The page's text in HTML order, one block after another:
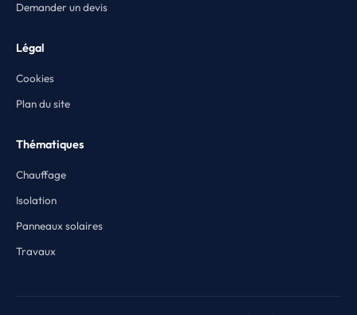
Demander un devis
Légal
Cookies
Plan du site
Thématiques
Chauffage
Isolation
Panneaux solaires
Travaux